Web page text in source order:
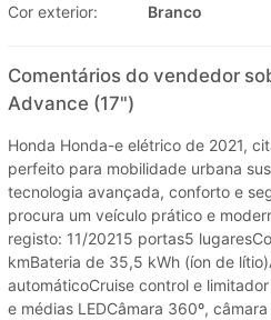
Cor exterior:
Branco
Comentários do vendedor
Advance (17")
Honda Honda-e elétrico de 2021,
perfeito para mobilidade urbana
tecnologia avançada, conforto e
procura um veículo prático e
registo: 11/20215 portas5
kmBateria de 35,5 kWh (íon de
automáticoCruise control e
e médias LEDCâmara 360º,